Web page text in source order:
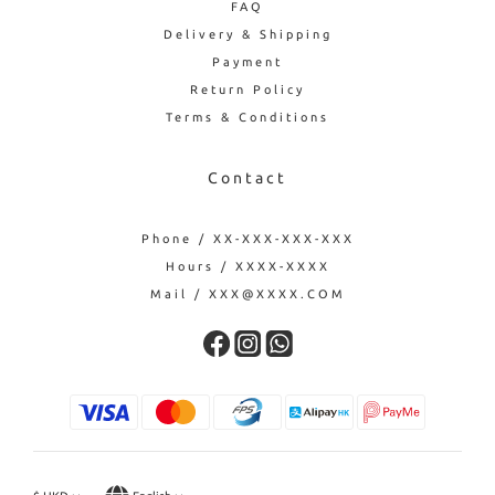
FAQ
Delivery & Shipping
Payment
Return Policy
Terms & Conditions
Contact
Phone / XX-XXX-XXX-XXX
Hours / XXXX-XXXX
Mail / XXX@XXXX.COM